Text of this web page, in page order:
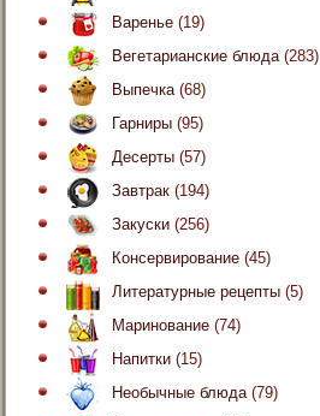
Варенье (19)
Вегетарианские блюда(283)
Выпечка(68)
Гарниры (95)
Десерты (57)
Завтрак (194)
Закуски (256)
Консервирование (45)
Литературные рецепты (5)
Маринование (74)
Напитки (15)
Необычные блюда(79)